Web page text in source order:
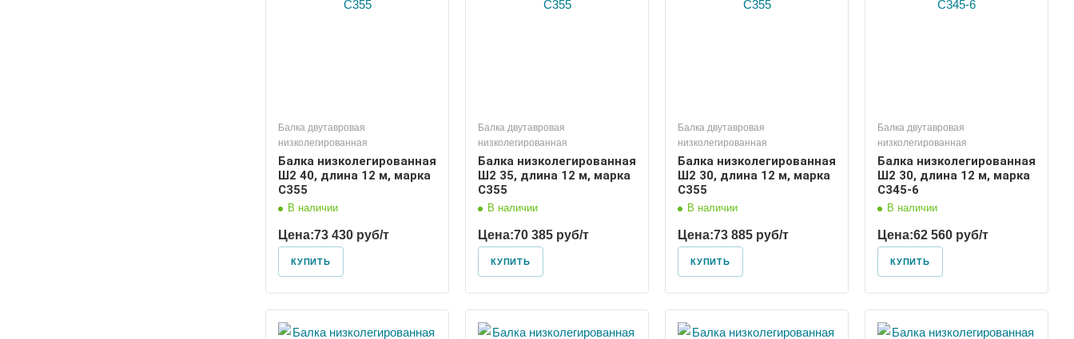
Балка двутавровая
низколегированная
Балка низколегированная
Ш2 40, длина 12 м, марка
С355
В наличии
Цена:73 430 руб/т
КУПИТЬ
Балка двутавровая
низколегированная
Балка низколегированная
Ш2 35, длина 12 м, марка
С355
В наличии
Цена:70 385 руб/т
КУПИТЬ
Балка двутавровая
низколегированная
Балка низколегированная
Ш2 30, длина 12 м, марка
С355
В наличии
Цена:73 885 руб/т
КУПИТЬ
Балка двутавровая
низколегированная
Балка низколегированная
Ш2 30, длина 12 м, марка
С345-6
В наличии
Цена:62 560 руб/т
КУПИТЬ